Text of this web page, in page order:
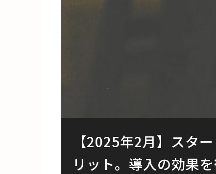
【2025年2月】スタ
リット。導入の効果